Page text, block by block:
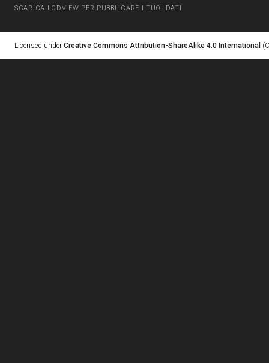
SCARICA LODVIEW PER PUBBLICARE I TUOI DATI
Licensed under Creative Commons Attribution-ShareAlike 4.0 International